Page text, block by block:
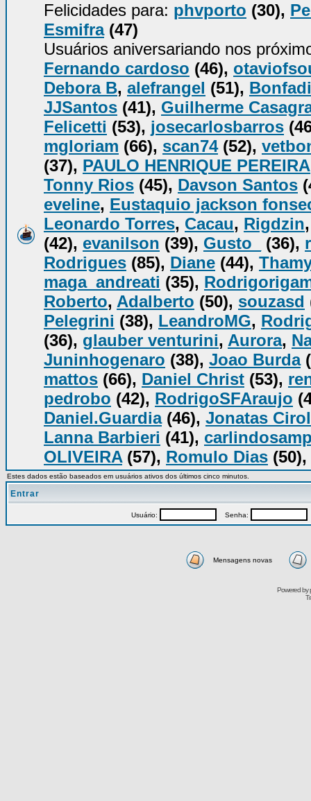
Felicidades para: phvporto (30),
Esmifra(47)
Usuários aniversariando nos
Fernando cardoso (46),
Debora B, alefrangel (51),
JJSantos (41), Guilherme
Felicetti (53), josecarlosbarros
mgloriam (66), scan74(52),
(37), PAULO HENRIQUE PEREIRA
Tonny Rios (45), Davson Santos
eveline, Eustaquio jackson
Leonardo Torres, Cacau, Rigdzin
(42), evanilson (39), Gusto_ (36),
Rodrigues (85), Diane (44),
maga_andreati (35),
Roberto, Adalberto (50), souzasd
Pelegrini (38), LeandroMG,
(36), glauber venturini, Aurora,
Juninhogenaro (38), Joao Burda
mattos (66), Daniel Christ (53),
pedrobo (42), RodrigoSFAraujo
Daniel.Guardia(46), Jonatas
Lanna Barbieri (41),
OLIVEIRA(57), Romulo Dias (50),
Estes dados estão baseados em usuários ativos dos últimos cinco minutos.
Entrar
Usuário: Senha:
Mensagens novas
Powered by